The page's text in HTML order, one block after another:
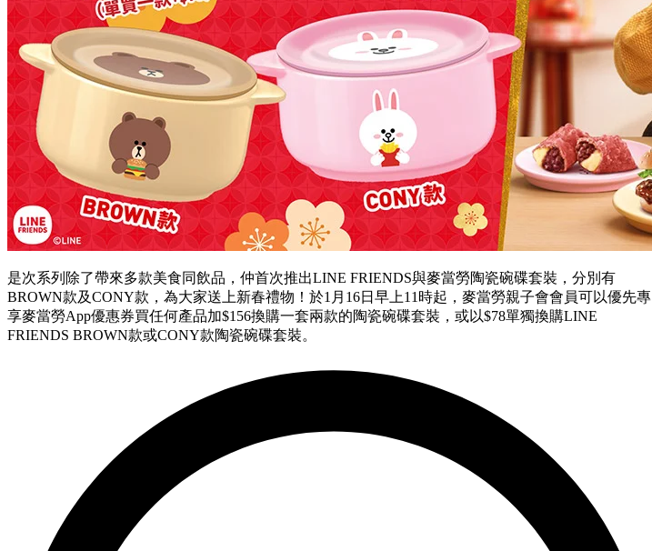
是次系列除了帶來多款美食同飲品，仲首次推出LINE FRIENDS與麥當勞陶瓷碗碟套裝，分別有
BROWN款及CONY款，為大家送上新春禮物！於1月16日早上11時起，麥當勞親子會會員可以優先專
享麥當勞App優惠券買任何產品加$156換購一套兩款的陶瓷碗碟套裝，或以$78單獨換購LINE
FRIENDS BROWN款或CONY款陶瓷碗碟套裝。